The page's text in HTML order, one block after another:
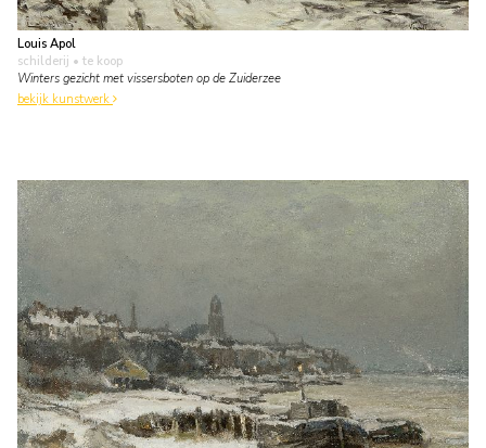
Louis Apol
schilderij • te koop
Winters gezicht met vissersboten op de Zuiderzee
bekijk kunstwerk